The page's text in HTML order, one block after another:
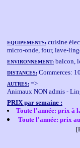
EQUIPEMENTS: cuisine
micro-onde, four, lave-
ENVIRONNEMENT: balcon,
DISTANCES: Commerces:
AUTRES: =>
Animaux NON admis -
PRIX par semaine :
Toute l'année: prix à
Toute l'année: prix